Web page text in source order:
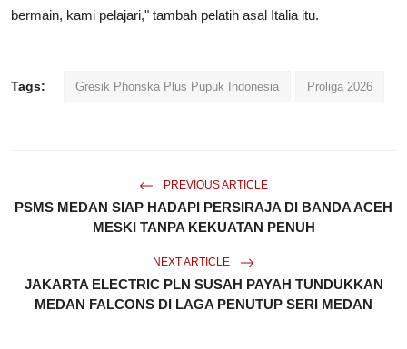
bermain, kami pelajari," tambah pelatih asal Italia itu.
Tags: Gresik Phonska Plus Pupuk Indonesia Proliga 2026
PREVIOUS ARTICLE
PSMS MEDAN SIAP HADAPI PERSIRAJA DI BANDA ACEH
MESKI TANPA KEKUATAN PENUH
NEXT ARTICLE
JAKARTA ELECTRIC PLN SUSAH PAYAH TUNDUKKAN
MEDAN FALCONS DI LAGA PENUTUP SERI MEDAN